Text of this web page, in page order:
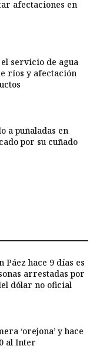
afectaciones en
servicio de agua
ríos y afectación
a puñaladas en
por su cuñado
Páez hace 9 días es
arrestadas por
dólar no oficial
‘orejona’ y hace
al Inter